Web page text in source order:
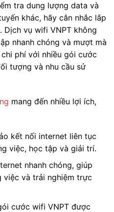
tra dung lượng data và
khác, hãy cân nhắc lắp
vụ wifi VNPT không
nhanh chóng và mượt mà
phí với nhiều gói cước
tượng và nhu cầu sử
mang đến nhiều lợi ích,
kết nối internet liên tục
việc, học tập và giải trí.
nhanh chóng, giúp
việc và trải nghiệm trực
cước wifi VNPT được